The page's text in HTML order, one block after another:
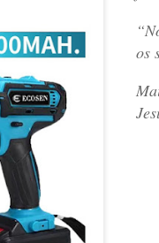
os